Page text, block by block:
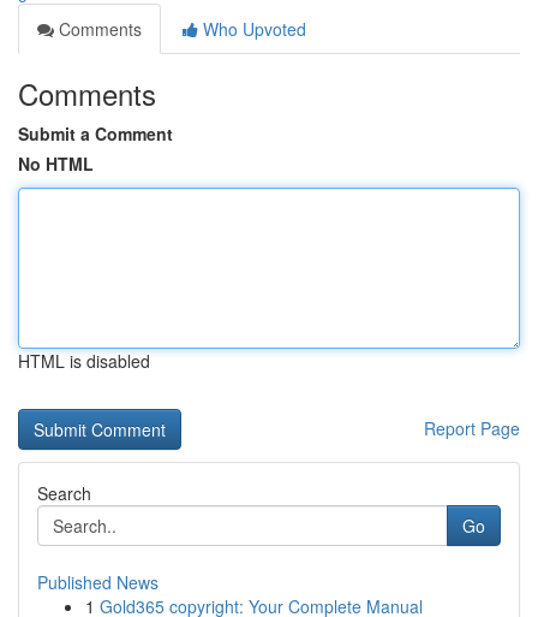
Comments
Who Upvoted
Comments
Submit a Comment
No HTML
HTML is disabled
Report Page
Search
Go
Published News
1 Gold365 copyright: Your Complete Manual